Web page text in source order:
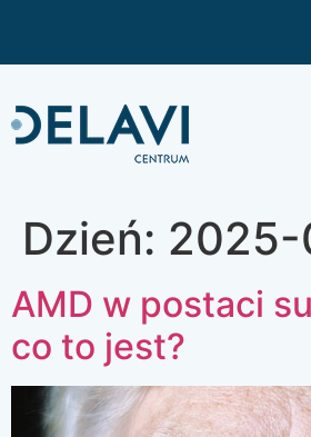
Dzień: 2025-
AMD w postaci
co to jest?